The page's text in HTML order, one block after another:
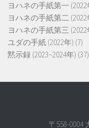
ヨハネの手紙第一 (2022
ヨハネの手紙第二 (2022
ヨハネの手紙第三 (2022
ユダの手紙 (2022年) (7)
黙示録 (2023~2024年) (37)
〒558-0004